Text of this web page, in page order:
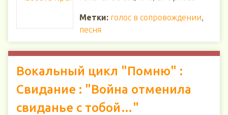
Метки: голос в сопровождении,
песня
Вокальный цикл "Помню" :
Свидание : "Война отменила
свиданье с тобой…"